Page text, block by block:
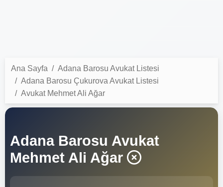
Ana Sayfa
Adana Barosu Avukat Listesi
Adana Barosu Çukurova Avukat Listesi
Avukat Mehmet Ali Ağar
Adana Barosu Avukat
Mehmet Ali Ağar